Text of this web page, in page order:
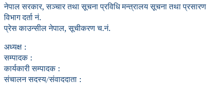
नेपाल सरकार, सञ्चार तथा सूचना प्रविधि मन्त्रालय सूचना तथा प्रसारण
विभाग दर्ता नं.
प्रेस काउन्सील नेपाल, सूचीकरण च.नं.
अध्यक्ष :
सम्पादक :
कार्यकारी सम्पादक :
संचालन सदस्य/संवाददाता :